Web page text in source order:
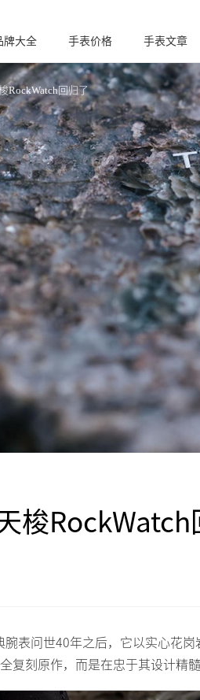
腕
牌大全 手表价格 手表文章
RockWatch回归了
梭RockWatch
表问世40年之后，它以实心花
复刻原作，而是在忠于其设计精